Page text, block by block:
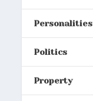
Personalities
Politics
Property